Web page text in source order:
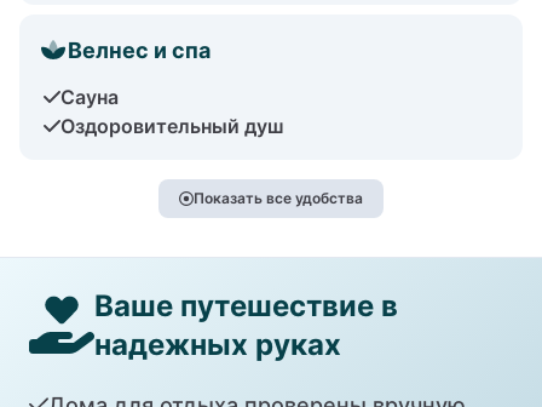
Велнес и спа
Сауна
Оздоровительный душ
Показать все удобства
Ваше путешествие в
надежных руках